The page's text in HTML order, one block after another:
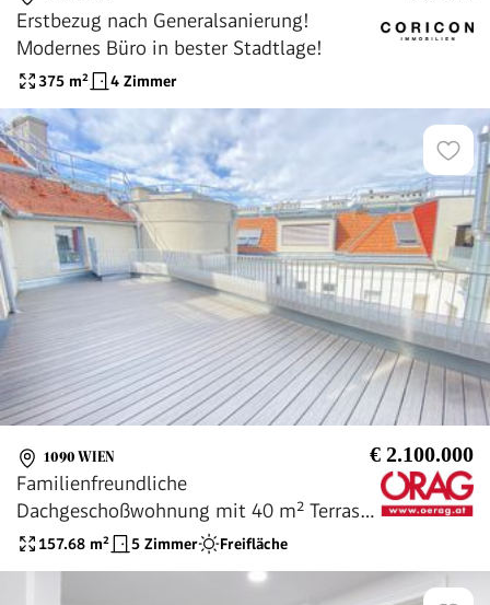
Erstbezug nach Generalsanierung!
Modernes Büro in bester Stadtlage!
375 m² 4 Zimmer
1090 WIEN € 2.100.000
Familienfreundliche
Dachgeschoßwohnung mit 40 m² Terrasse
in top Grün-Ruhelage; 1 Stellplatz
157.68 m² 5 Zimmer Freifläche